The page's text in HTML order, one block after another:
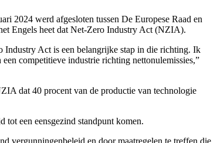
2024 werd afgesloten tussen De Europese Raad en
Engels heet dat Net-Zero Industry Act (NZIA).
Industry Act is een belangrijke stap in die richting. Ik
competitieve industrie richting nettonulemissies,”
dat 40 procent van de productie van technologie
een eensgezind standpunt komen.